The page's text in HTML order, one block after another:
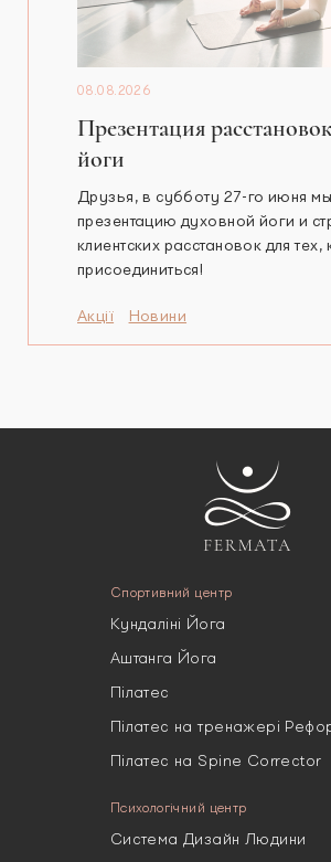
08.08.2026
Презентация
йоги
Друзья, в субботу 27-го июня
презентацию духовной йоги и
клиентских расстановок для тех,
присоединиться!
Акції Новини
Спортивний центр
Кундаліні Йога
Аштанга Йога
Пілатес
Пілатес на тренажері
Пілатес на Spine Corrector
Психологічний центр
Система Дизайн Людини